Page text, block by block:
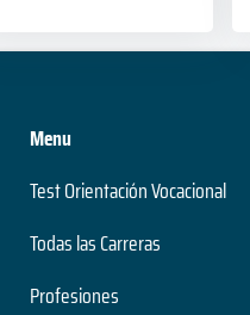
Menu
Test Orientación Vocacional
Todas las Carreras
Profesiones